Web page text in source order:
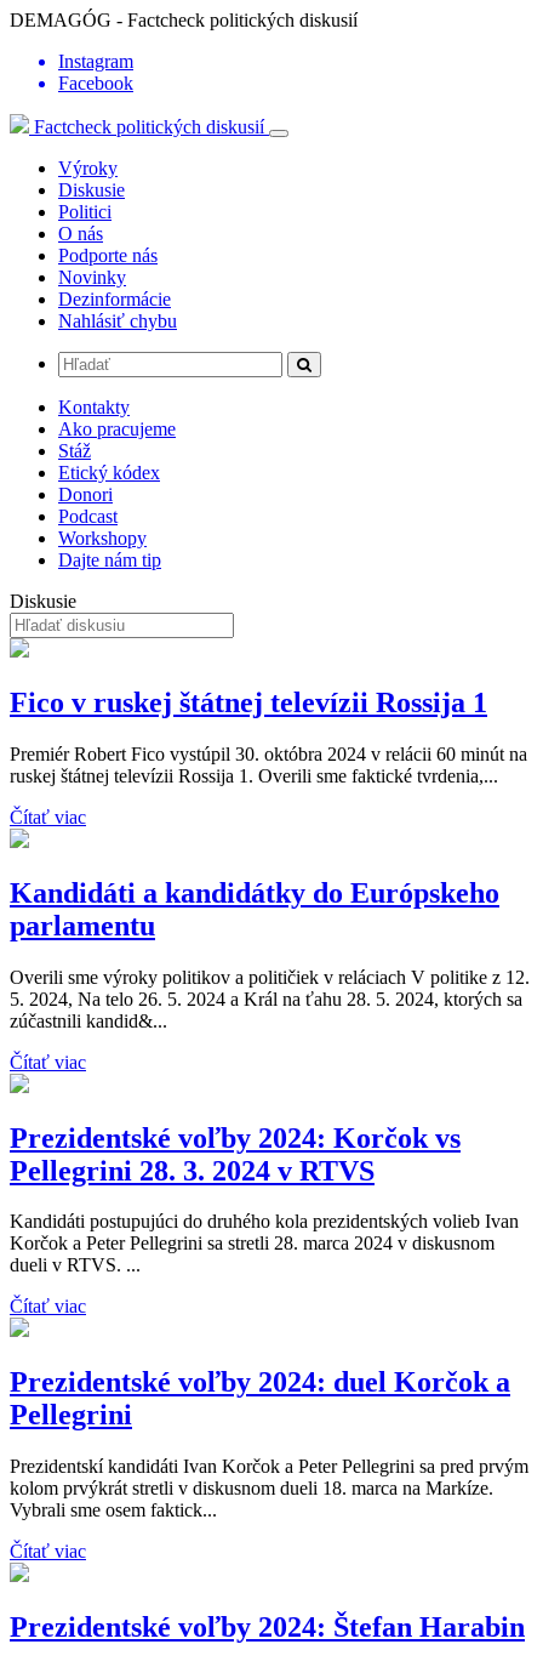
DEMAGÓG - Factcheck politických diskusií
Instagram
Facebook
Factcheck politických diskusií
Výroky
Diskusie
Politici
O nás
Podporte nás
Novinky
Dezinformácie
Nahlásiť chybu
Kontakty
Ako pracujeme
Stáž
Etický kódex
Donori
Podcast
Workshopy
Dajte nám tip
Diskusie
Fico v ruskej štátnej televízii Rossija 1
Premiér Robert Fico vystúpil 30. októbra 2024 v relácii 60 minút na
ruskej štátnej televízii Rossija 1. Overili sme faktické tvrdenia,...
Čítať viac
Kandidáti a kandidátky do Európskeho
parlamentu
Overili sme výroky politikov a političiek v reláciach V politike z 12.
5. 2024, Na telo 26. 5. 2024 a Král na ťahu 28. 5. 2024, ktorých sa
zúčastnili kandid&...
Čítať viac
Prezidentské voľby 2024: Korčok vs
Pellegrini 28. 3. 2024 v RTVS
Kandidáti postupujúci do druhého kola prezidentských volieb Ivan
Korčok a Peter Pellegrini sa stretli 28. marca 2024 v diskusnom
dueli v RTVS. ...
Čítať viac
Prezidentské voľby 2024: duel Korčok a
Pellegrini
Prezidentskí kandidáti Ivan Korčok a Peter Pellegrini sa pred prvým
kolom prvýkrát stretli v diskusnom dueli 18. marca na Markíze.
Vybrali sme osem faktick...
Čítať viac
Prezidentské voľby 2024: Štefan Harabin